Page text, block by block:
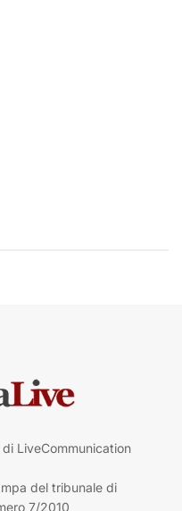
LiveCommunication
del tribunale di
7/2010